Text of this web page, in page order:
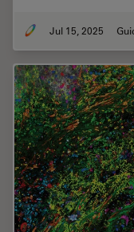
Jul 15, 2025